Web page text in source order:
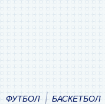
ФУТБОЛ БАСКЕТБОЛ